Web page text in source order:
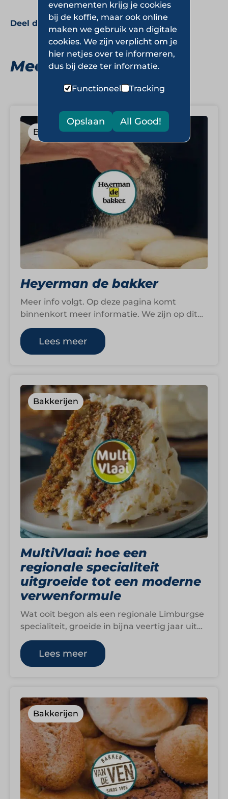
Deel deze pagina:
Meer Bakkerijen
Bakkerijen
Heyerman de bakker
Meer info volgt. Op deze pagina komt
binnenkort meer informatie. We zijn op dit
moment namelijk nog druk bezig om…
Lees meer
Bakkerijen
MultiVlaai: hoe een
regionale specialiteit
uitgroeide tot een moderne
verwenformule
Wat ooit begon als een regionale Limburgse
specialiteit, groeide in bijna veertig jaar uit
tot een landelijke formule rondom
verwenmomenten,…
Lees meer
Bakkerijen
evenementen krijg je cookies
bij de koffie, maar ook online
maken we gebruik van digitale
cookies. We zijn verplicht om je
hier netjes over te informeren,
dus bij deze ter informatie.
Functioneel Tracking
Opslaan All Good!